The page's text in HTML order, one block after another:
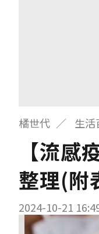
橘世代 生活
【流
整理(附
2024-10-21